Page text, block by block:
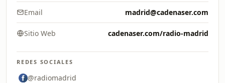
Email madrid@cadenaser.com
Sitio Web cadenaser.com/radio-madrid
REDES SOCIALES
@radiomadrid